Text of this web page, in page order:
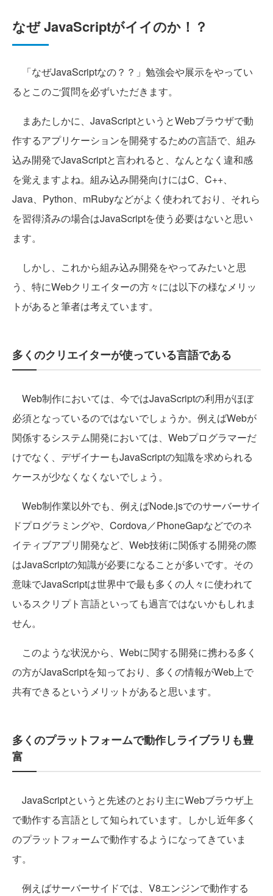
なぜ JavaScriptがイイのか！？
「なぜJavaScriptなの？？」勉強会や展示をやってい
るとこのご質問を必ずいただきます。
まあたしかに、JavaScriptというとWebブラウザで動
作するアプリケーションを開発するための言語で、組み
込み開発でJavaScriptと言われると、なんとなく違和感
を覚えますよね。組み込み開発向けにはC、C++、
Java、Python、mRubyなどがよく使われており、それら
を習得済みの場合はJavaScriptを使う必要はないと思い
ます。
しかし、これから組み込み開発をやってみたいと思
う、特にWebクリエイターの方々には以下の様なメリッ
トがあると筆者は考えています。
多くのクリエイターが使っている言語である
Web制作においては、今ではJavaScriptの利用がほぼ
必須となっているのではないでしょうか。例えばWebが
関係するシステム開発においては、Webプログラマーだ
けでなく、デザイナーもJavaScriptの知識を求められる
ケースが少なくなくないでしょう。
Web制作業以外でも、例えばNode.jsでのサーバーサイ
ドプログラミングや、Cordova／PhoneGapなどでのネ
イティブアプリ開発など、Web技術に関係する開発の際
はJavaScriptの知識が必要になることが多いです。その
意味でJavaScriptは世界中で最も多くの人々に使われて
いるスクリプト言語といっても過言ではないかもしれま
せん。
このような状況から、Webに関する開発に携わる多く
の方がJavaScriptを知っており、多くの情報がWeb上で
共有できるというメリットがあると思います。
多くのプラットフォームで動作しライブラリも豊
富
JavaScriptというと先述のとおり主にWebブラウザ上
で動作する言語として知られています。しかし近年多く
のプラットフォームで動作するようになってきていま
す。
例えばサーバーサイドでは、V8エンジンで動作する